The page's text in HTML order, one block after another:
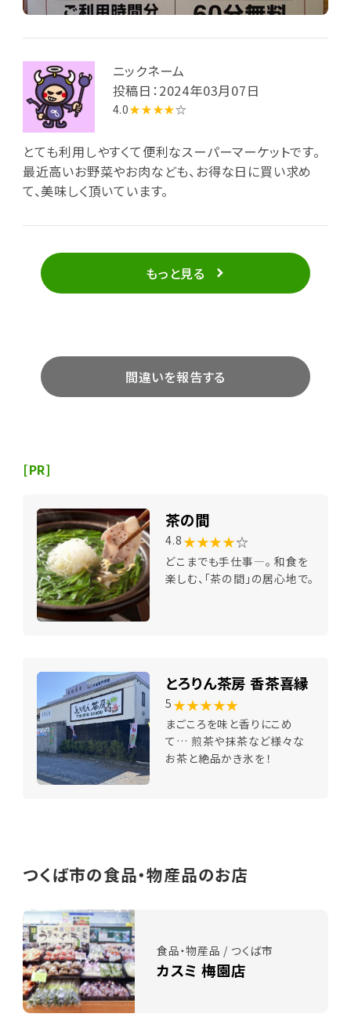
ニックネーム
投稿日：2024年03月07日
4.0★★★★☆
とても利用しやすくて便利なスーパーマーケットです。
最近高いお野菜やお肉なども、お得な日に買い求め
て、美味しく頂いています。
もっと見る
間違いを報告する
[PR]
茶の間
4.8 ★★★★☆
どこまでも手仕事―。 和食を
楽しむ、「茶の間」の居心地で。
とろりん茶房 香茶喜縁
5 ★★★★★
まごころを味と香りにこめ
て… 煎茶や抹茶など様々な
お茶と絶品かき氷を！
つくば市の食品・物産品のお店
食品・物産品 / つくば市
カスミ 梅園店